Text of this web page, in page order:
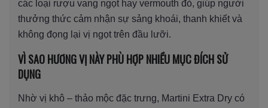
các loại rượu vang ngọt hay vermouth đỏ, giúp người
thưởng thức cảm nhận sự sảng khoái, thanh khiết và
không đọng lại vị ngọt trên đầu lưỡi.
VÌ SAO HƯƠNG VỊ NÀY PHÙ HỢP NHIỀU MỤC ĐÍCH SỬ
DỤNG
Nhờ vị khô – thảo mộc đặc trưng, Martini Extra Dry có